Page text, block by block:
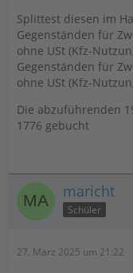
Splittest diesen im
Gegenständen für
ohne USt (Kfz-
Gegenständen für
ohne USt (Kfz-
Die abzuführenden
1776 gebucht
maricht
Schüler
27. März 2025 um 21:22